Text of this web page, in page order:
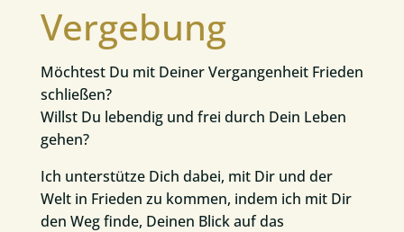
Vergebung
Möchtest Du mit Deiner Vergangenheit Frieden
schließen?
Willst Du lebendig und frei durch Dein Leben
gehen?
Ich unterstütze Dich dabei, mit Dir und der
Welt in Frieden zu kommen, indem ich mit Dir
den Weg finde, Deinen Blick auf das